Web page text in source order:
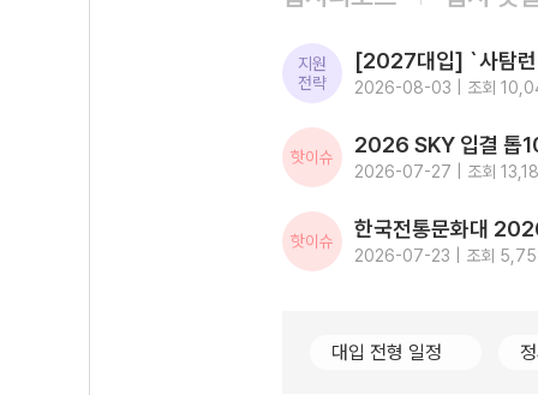
지원
전략
2026-08-03 | 조회
핫이슈
2026-07-27 | 조회
핫이슈
2026-07-23 | 조회
대입 전형 일정